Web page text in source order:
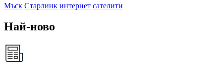
Мъск Старлинк интернет сателити
Най-ново